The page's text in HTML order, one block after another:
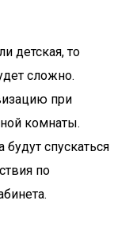
детская, то
сложно.
при
комнаты.
будут спускаться
по